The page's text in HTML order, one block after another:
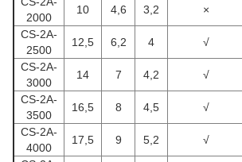
2000
10 4,6 3,2 ×
CS-2A-
2500
12,5 6,2 4 √
CS-2A-
3000
14 7 4,2 √
CS-2A-
3500
16,5 8 4,5 √
CS-2A-
4000
17,5 9 5,2 √